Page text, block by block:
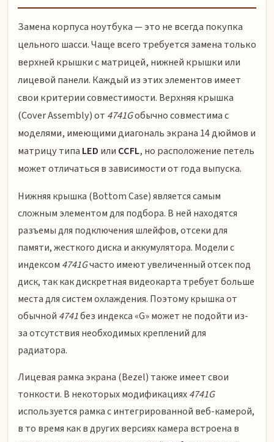
Замена корпуса ноутбука — это не всегда покупка
цельного шасси. Чаще всего требуется замена только
верхней крышки с матрицей, нижней крышки или
лицевой панели. Каждый из этих элементов имеет
свои критерии совместимости. Верхняя крышка
(Cover Assembly) от 4741Gобычно совместима с
моделями, имеющими диагональ экрана 14 дюймов и
матрицу типа LED или CCFL, но расположение петель
может отличаться в зависимости от года выпуска.
Нижняя крышка (Bottom Case) является самым
сложным элементом для подбора. В ней находятся
разъемы для подключения шлейфов, отсеки для
памяти, жесткого диска и аккумулятора. Модели с
индексом 4741Gчасто имеют увеличенный отсек под
диск, так как дискретная видеокарта требует больше
места для систем охлаждения. Поэтому крышка от
обычной 4741без индекса «G» может не подойти из-
за отсутствия необходимых креплений для
радиатора.
Лицевая рамка экрана (Bezel) также имеет свои
тонкости. В некоторых модификациях4741G
используется рамка с интегрированной веб-камерой,
в то время как в других версиях камера встроена в